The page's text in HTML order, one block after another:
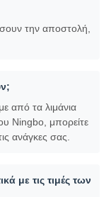
την αποστολή,
από τα λιμάνια
Ningbo, μπορείτε
ανάγκες σας.
με τις τιμές των